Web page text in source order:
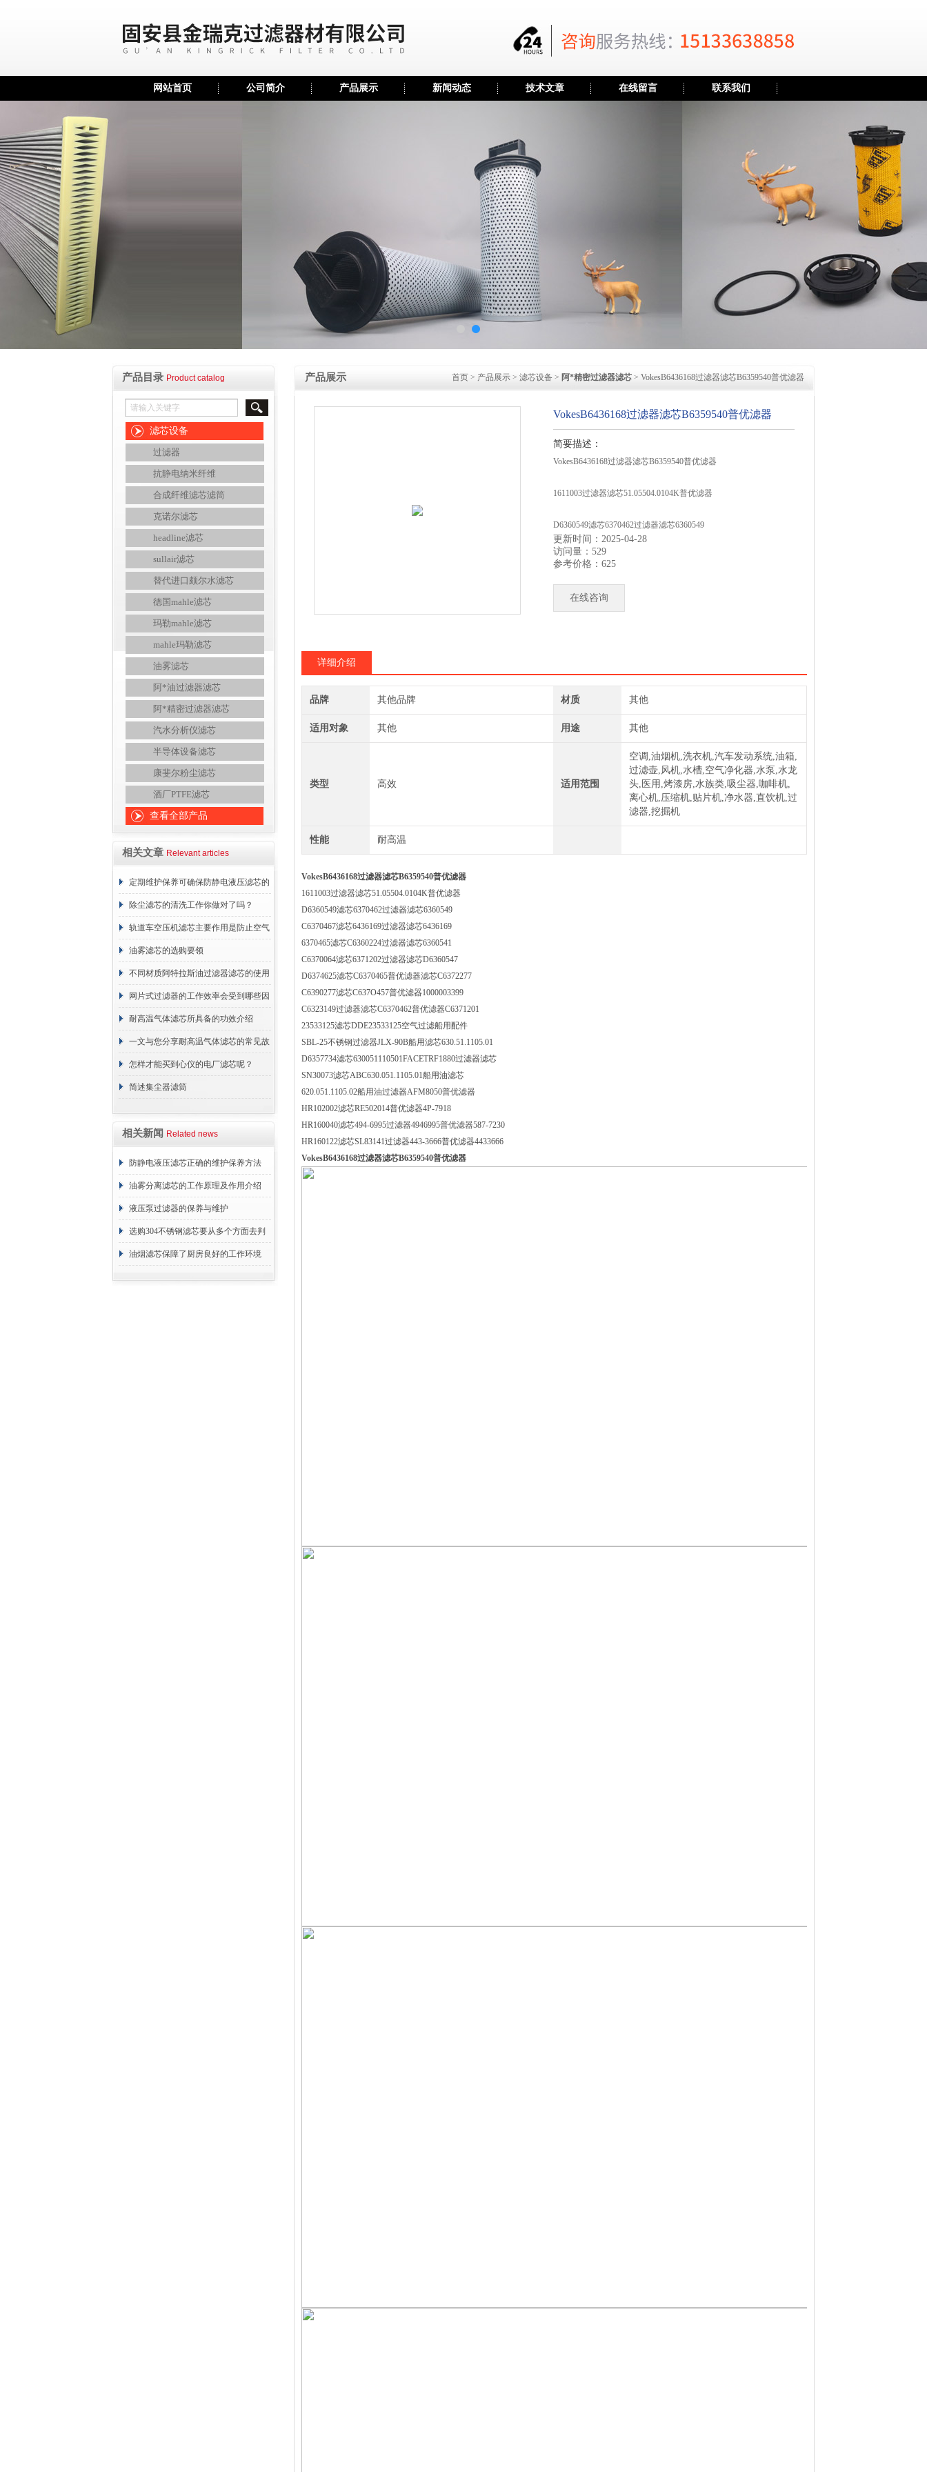
网站首页 公司简介 产品展示 新闻动态 技术文章 在线留言 联系我们
产品目录 Product catalog
滤芯设备
过滤器
抗静电纳米纤维
合成纤维滤芯滤筒
克诺尔滤芯
headline滤芯
sullair滤芯
替代进口颇尔水滤芯
德国mahle滤芯
玛勒mahle滤芯
mahle玛勒滤芯
油雾滤芯
阿*油过滤器滤芯
阿*精密过滤器滤芯
汽水分析仪滤芯
半导体设备滤芯
康斐尔粉尘滤芯
酒厂PTFE滤芯
查看全部产品
相关文章 Relevant articles
定期维护保养可确保防静电液压滤芯的
正常工作
除尘滤芯的清洗工作你做对了吗？
轨道车空压机滤芯主要作用是防止空气
中的杂质和油脂浓度升高
油雾滤芯的选购要领
不同材质阿特拉斯油过滤器滤芯的使用
周期区别介绍
网片式过滤器的工作效率会受到哪些因
素的影响？
耐高温气体滤芯所具备的功效介绍
一文与您分享耐高温气体滤芯的常见故
障相应解决方法
怎样才能买到心仪的电厂滤芯呢？
简述集尘器滤筒
相关新闻 Related news
防静电液压滤芯正确的维护保养方法
油雾分离滤芯的工作原理及作用介绍
液压泵过滤器的保养与维护
选购304不锈钢滤芯要从多个方面去判
断
油烟滤芯保障了厨房良好的工作环境
产品展示 首页 > 产品展示 > 滤芯设备 > 阿*精密过滤器滤芯 > VokesB6436168过滤器滤芯B6359540普优滤器
VokesB6436168过滤器滤芯B6359540普优滤器
简要描述：
VokesB6436168过滤器滤芯B6359540普优滤器
1611003过滤器滤芯51.05504.0104K普优滤器
D6360549滤芯6370462过滤器滤芯6360549
C6370467滤芯6436169过滤器滤芯6436169
更新时间：2025-04-28
访问量：529
参考价格：625
在线咨询
详细介绍
品牌 其他品牌 材质 其他
适用对象 其他 用途 其他
类型 高效 适用范围
空调,油烟机,洗衣机,汽车发动系统,油箱,
过滤壶,风机,水槽,空气净化器,水泵,水龙
头,医用,烤漆房,水族类,吸尘器,咖啡机,
离心机,压缩机,贴片机,净水器,直饮机,过
滤器,挖掘机
性能 耐高温
VokesB6436168过滤器滤芯B6359540普优滤器
1611003过滤器滤芯51.05504.0104K普优滤器
D6360549滤芯6370462过滤器滤芯6360549
C6370467滤芯6436169过滤器滤芯6436169
6370465滤芯C6360224过滤器滤芯6360541
C6370064滤芯6371202过滤器滤芯D6360547
D6374625滤芯C6370465普优滤器滤芯C6372277
C6390277滤芯C637O457普优滤器1000003399
C6323149过滤器滤芯C6370462普优滤器C6371201
23533125滤芯DDE23533125空气过滤船用配件
SBL-25不锈钢过滤器JLX-90B船用滤芯630.51.1105.01
D6357734滤芯630051110501FACETRF1880过滤器滤芯
SN30073滤芯ABC630.051.1105.01船用油滤芯
620.051.1105.02船用油过滤器AFM8050普优滤器
HR102002滤芯RE502014普优滤器4P-7918
HR160040滤芯494-6995过滤器4946995普优滤器587-7230
HR160122滤芯SL83141过滤器443-3666普优滤器4433666
VokesB6436168过滤器滤芯B6359540普优滤器